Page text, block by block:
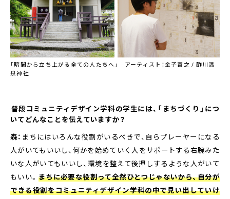
「暗闇から立ち上がる全ての人たちへ」 アーティスト：金子富之 / 酢川温
泉神社
――普段コミュニティデザイン学科の学生には、「まちづくり」につ
いてどんなことを伝えていますか？
森： まちにはいろんな役割がいるべきで、自らプレーヤーになる
人がいてもいいし、何かを始めていく人をサポートする右腕みた
いな人がいてもいいし、環境を整えて後押しするような人がいて
もいい。 まちに必要な役割って全然ひとつじゃないから、自分が
できる役割をコミュニティデザイン学科の中で見い出していけ